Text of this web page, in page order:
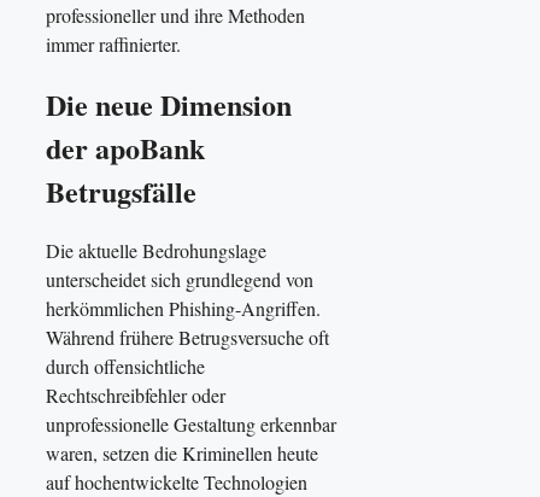
professioneller und ihre Methoden
immer raffinierter.
Die neue Dimension
der apoBank
Betrugsfälle
Die aktuelle Bedrohungslage
unterscheidet sich grundlegend von
herkömmlichen Phishing-Angriffen.
Während frühere Betrugsversuche oft
durch offensichtliche
Rechtschreibfehler oder
unprofessionelle Gestaltung erkennbar
waren, setzen die Kriminellen heute
auf hochentwickelte Technologien